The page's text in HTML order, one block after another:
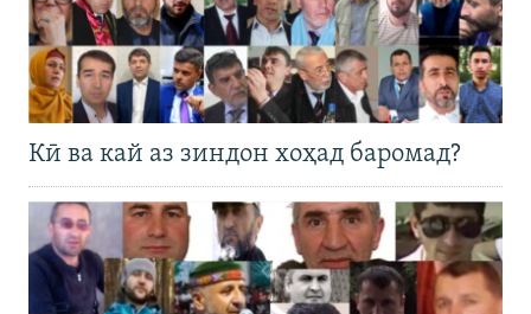
Кӣ ва кай аз зиндон хоҳад баромад?